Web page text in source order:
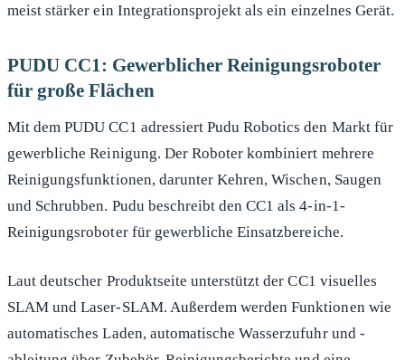
meist stärker ein Integrationsprojekt als ein einzelnes Gerät.
PUDU CC1: Gewerblicher Reinigungsroboter
für große Flächen
Mit dem PUDU CC1 adressiert Pudu Robotics den Markt für
gewerbliche Reinigung. Der Roboter kombiniert mehrere
Reinigungsfunktionen, darunter Kehren, Wischen, Saugen
und Schrubben. Pudu beschreibt den CC1 als 4-in-1-
Reinigungsroboter für gewerbliche Einsatzbereiche.
Laut deutscher Produktseite unterstützt der CC1 visuelles
SLAM und Laser-SLAM. Außerdem werden Funktionen wie
automatisches Laden, automatische Wasserzufuhr und -